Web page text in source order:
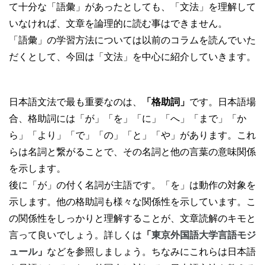
て十分な「語彙」があったとしても、「文法」を理解して
いなければ、文章を論理的に読む事はできません。
「語彙」の学習方法については以前のコラムを読んでいた
だくとして、今回は「文法」を中心に紹介していきます。
日本語文法で最も重要なのは、 「格助詞」 です。日本語場
合、格助詞には「が」「を」「に」「へ」「まで」「か
ら」「より」「で」「の」「と」「や」があります。これ
らは名詞と繋がることで、その名詞と他の言葉の意味関係
を示します。
後に「が」の付く名詞が主語です。「を」は動作の対象を
示します。他の格助詞も様々な関係性を示しています。こ
の関係性をしっかりと理解することが、文章読解のキモと
言って良いでしょう。詳しくは 「 東京外国語大学言語モジ
ュール」 などを参照しましょう。ちなみにこれらは日本語